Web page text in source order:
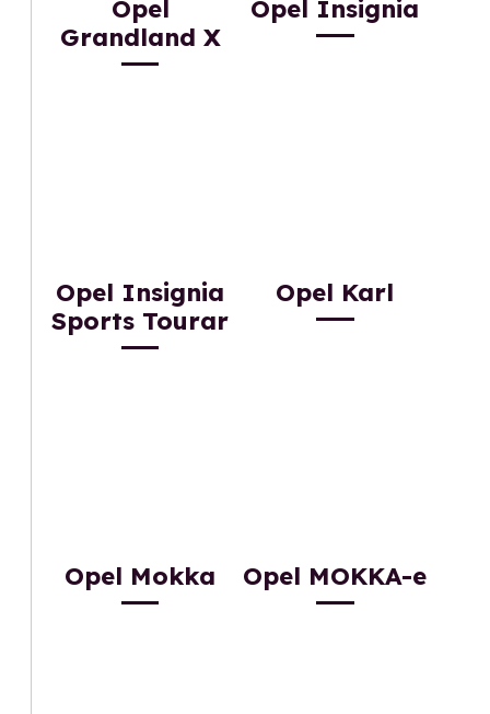
Opel
Grandland X
Opel Insignia
Opel Insignia
Sports Tourar
Opel Karl
Opel Mokka Opel MOKKA-e